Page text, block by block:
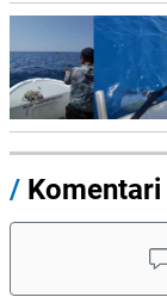
/ Komentari